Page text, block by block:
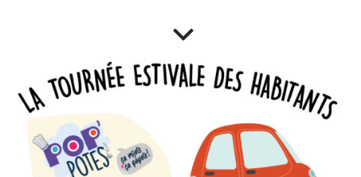
En raison de l’épisode de fortes chaleurs, les horaires
appliqués du lundi 10 au vendredi 14 août 2026 inclus.
Lire la suite